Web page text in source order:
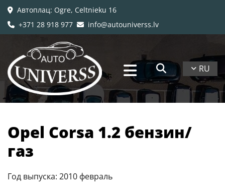
 Автоплац: Ogre, Celtnieku 16
 +371 28 918 977  info@autouniverss.lv
RU
Opel Corsa 1.2 бензин/
газ
Год выпуска: 2010 февраль